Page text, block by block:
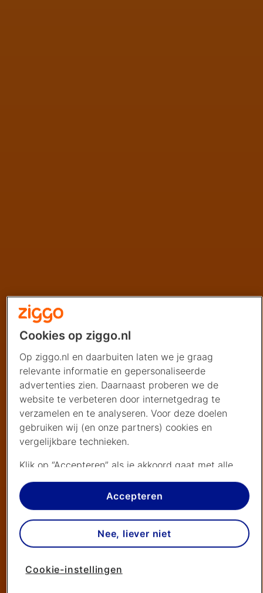
Cookies op ziggo.nl
Op ziggo.nl en daarbuiten laten we je graag
relevante informatie en gepersonaliseerde
advertenties zien. Daarnaast proberen we de
website te verbeteren door internetgedrag te
verzamelen en te analyseren. Voor deze doelen
gebruiken wij (en onze partners) cookies en
vergelijkbare technieken.
Klik op “Accepteren” als je akkoord gaat met alle
cookies. Kies je voor “Nee, liever niet”, dan plaatsen
we alleen strikt noodzakelijke cookies om de
website goed te laten werken. Dat betekent dat we
geen vormen van personalisatie toepassen.
Via cookie instellingen kan je zelf bepalen welke
wijzigen of intrekken op de
Accepteren
Nee, liever niet
Cookie-instellingen